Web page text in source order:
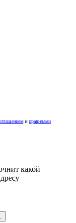
и правилами
какой